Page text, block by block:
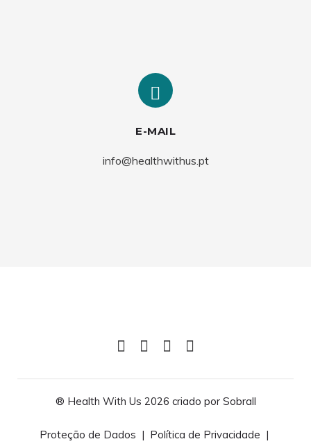
E-MAIL
info@healthwithus.pt
®️ Health With Us 2026 criado por Sobrall
Proteção de Dados | Política de Privacidade |